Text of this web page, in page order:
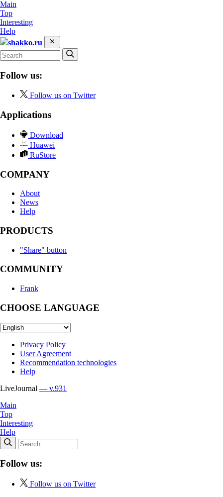
Main
Top
Interesting
Help
shakko.ru
Follow us:
Follow us on Twitter
Applications
Download
Huawei
RuStore
COMPANY
About
News
Help
PRODUCTS
"Share" button
COMMUNITY
Frank
CHOOSE LANGUAGE
Privacy Policy
User Agreement
Recommendation technologies
Help
LiveJournal — v.931
Main
Top
Interesting
Help
Follow us:
Follow us on Twitter